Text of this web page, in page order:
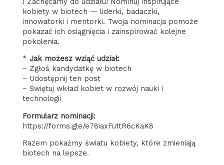
kobiety w biotech — liderki, badaczki,
innowatorki i mentorki. Twoja nominacja pomoże
pokazać ich osiągnięcia i zainspirować kolejne
pokolenia.
* Jak możesz wziąć udział:
– Zgłoś kandydatkę w biotech
– Udostępnij ten post
– Świętuj wkład kobiet w rozwój nauki i
technologii
Formularz nominacji:
https://forms.gle/e78iaxFu1tR6cKaK8
Razem pokażmy światu kobiety, które zmieniają
biotech na lepsze.